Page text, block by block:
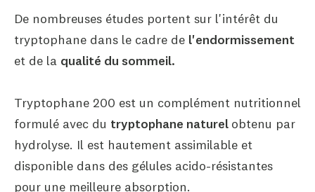
De nombreuses études portent sur l'intérêt du
tryptophane dans le cadre de l'endormissement
et de la qualité du sommeil.
Tryptophane 200 est un complément nutritionnel
formulé avec du tryptophane naturel obtenu par
hydrolyse. Il est hautement assimilable et
disponible dans des gélules acido-résistantes
pour une meilleure absorption.